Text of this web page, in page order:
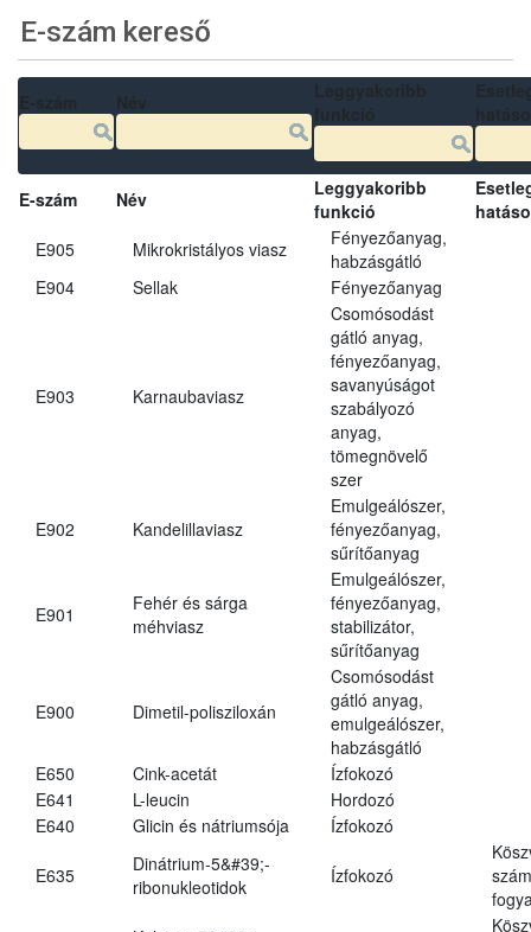
E-szám kereső
E-szám Név
Leggyakoribb
funkció
E905
Mikrokristályos viasz
Fényezőanyag,
habzásgátló
E904
Sellak Fényezőanyag
E903 Karnaubaviasz
Csomósodást
gátló anyag,
fényezőanyag,
savanyúságot
szabályozó
anyag,
tömegnövelő
szer
E902 Kandelillaviasz
Emulgeálószer,
fényezőanyag,
sűrítőanyag
E901
Fehér és sárga
méhviasz
Emulgeálószer,
fényezőanyag,
stabilizátor,
sűrítőanyag
E900 Dimetil-polisziloxán
Csomósodást
gátló anyag,
emulgeálószer,
habzásgátló
E650
Cink-acetát
Ízfokozó
E641
L-leucin
Hordozó
E640
Glicin és nátriumsója Ízfokozó
E635
Dinátrium-5&#39;-
ribonukleotidok
Ízfokozó